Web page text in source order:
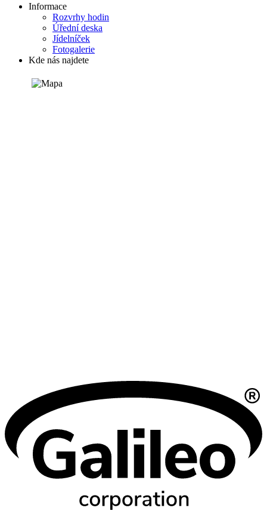
Informace
Rozvrhy hodin
Úřední deska
Jídelníček
Fotogalerie
Kde nás najdete